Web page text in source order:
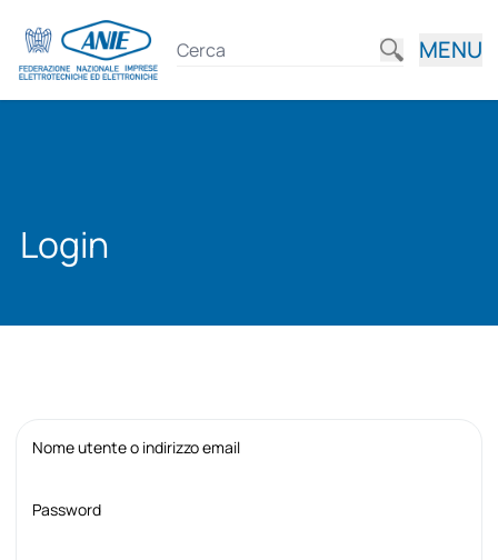
MENU
Login
Nome utente o indirizzo email
Password